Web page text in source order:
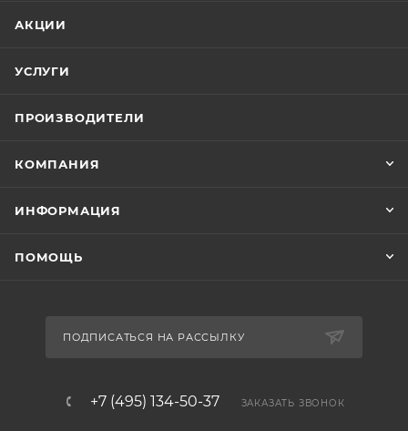
АКЦИИ
УСЛУГИ
ПРОИЗВОДИТЕЛИ
КОМПАНИЯ
ИНФОРМАЦИЯ
ПОМОЩЬ
ПОДПИСАТЬСЯ НА РАССЫЛКУ
+7 (495) 134-50-37 ЗАКАЗАТЬ ЗВОНОК